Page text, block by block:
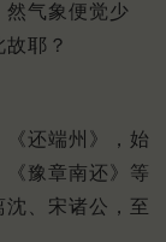
然气象便觉少
耶？
还端州》，始
豫章南还》等
、宋诸公，至